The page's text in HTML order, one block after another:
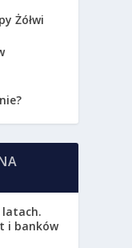
Żółwi
latach.
i banków